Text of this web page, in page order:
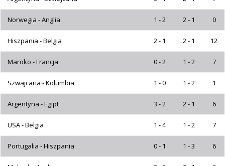
Norwegia - Anglia 1 - 2 2 - 1 0
Hiszpania - Belgia 2 - 1 2 - 1 12
Maroko - Francja 0 - 2 1 - 2 7
Szwajcaria - Kolumbia 1 - 0 1 - 2 1
Argentyna - Egipt 3 - 2 2 - 1 6
USA - Belgia 1 - 4 1 - 2 7
Portugalia - Hiszpania 0 - 1 1 - 3 6